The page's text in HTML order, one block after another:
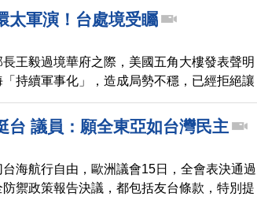
威。
太軍演！台處境受矚
王毅過境華府之際，美國五角大樓發表聲明
持續軍事化」，造成局勢不穩，已經拒絕讓
洋軍演。另外，在台灣議題上，美國國務卿
統簽署的「台灣旅行法」時；也做了正面回
台 議員：願全東亞如台灣民主
海航行自由，歐洲議會15日，全會表決通過
禦政策報告決議，都包括友台條款，特別提